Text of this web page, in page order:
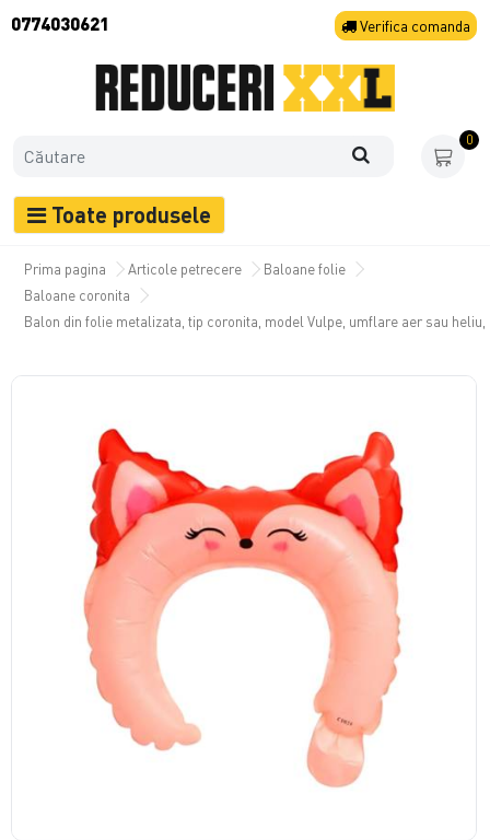
0774030621 Verifica comanda
0
Toate produsele
Prima pagina Articole petrecere
Baloane folie
Baloane coronita
Balon din folie metalizata, tip coronita, model Vulpe, umflare aer sau heliu,